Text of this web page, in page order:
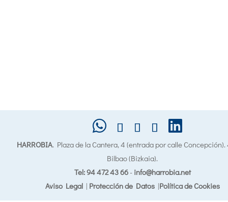
HARROBIA. Plaza de la Cantera, 4 (entrada por calle
Bilbao (Bizkaia).
Tel: 94 472 43 66- info@harrobia.net
Aviso Legal| Protección de Datos|Política de Cookies